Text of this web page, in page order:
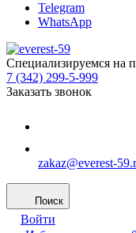
Telegram
WhatsApp
Специализируемся на
7 (342) 299-5-999
Заказать звонок
zakaz@everest-
Поиск
Войти